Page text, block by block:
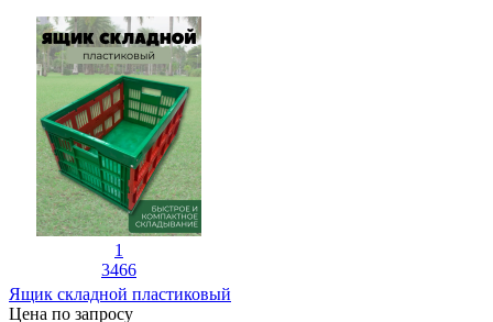
1
3466
Ящик складной пластиковый
Цена по запросу